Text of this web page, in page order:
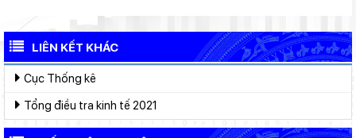
LIÊN KẾT KHÁC
Cục Thống kê
Tổng điều tra kinh tế 2021